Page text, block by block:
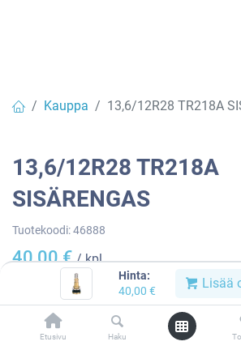
Hinta:
40,00 € Lisää
Etusivu Haku
Kauppa 13,6/12R28 TR218A
13,6/12R28 TR218A
SISÄRENGAS
Tuotekoodi:46888
40,00€ / kpl
Heti
saatavilla: